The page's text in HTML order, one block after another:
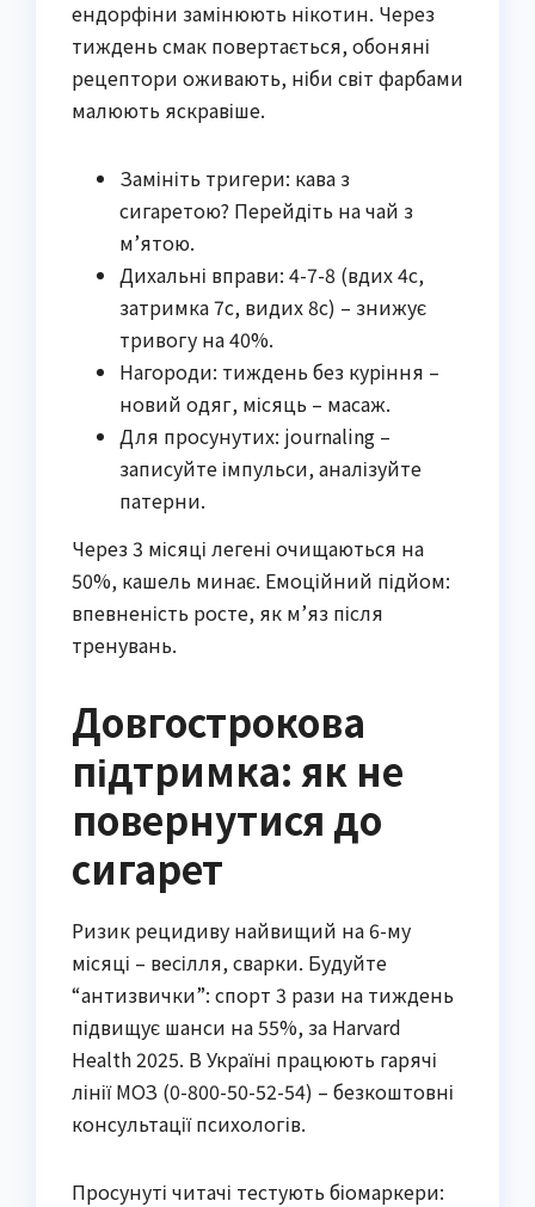
ендорфіни замінюють нікотин. Через
тиждень смак повертається, обоняні
рецептори оживають, ніби світ фарбами
малюють яскравіше.
Замініть тригери: кава з
сигаретою? Перейдіть на чай з
м’ятою.
Дихальні вправи: 4-7-8 (вдих 4с,
затримка 7с, видих 8с) – знижує
тривогу на 40%.
Нагороди: тиждень без куріння –
новий одяг, місяць – масаж.
Для просунутих: journaling –
записуйте імпульси, аналізуйте
патерни.
Через 3 місяці легені очищаються на
50%, кашель минає. Емоційний підйом:
впевненість росте, як м’яз після
тренувань.
Довгострокова
підтримка: як не
повернутися до
сигарет
Ризик рецидиву найвищий на 6-му
місяці – весілля, сварки. Будуйте
“антизвички”: спорт 3 рази на тиждень
підвищує шанси на 55%, за Harvard
Health 2025. В Україні працюють гарячі
лінії МОЗ (0-800-50-52-54) – безкоштовні
консультації психологів.
Просунуті читачі тестують біомаркери: